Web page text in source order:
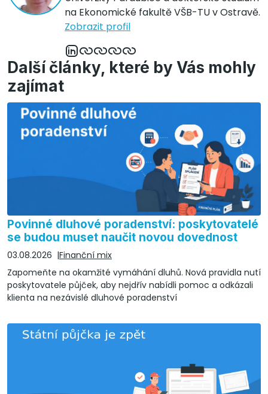
na Ekonomické fakultě VŠB-TU v Ostravě.
Zobrazit profil
Další články, které by Vás mohly
zajímat
Povinné dluhové poradenství: poskytovatelé
se budou muset naučit novou dovednost
03.08.2026
Finanční mix
Zapomeňte na okamžité vymáhání dluhů. Nová pravidla nutí
poskytovatele půjček, aby nejdřív nabídli pomoc a odkázali
klienta na nezávislé dluhové poradenství